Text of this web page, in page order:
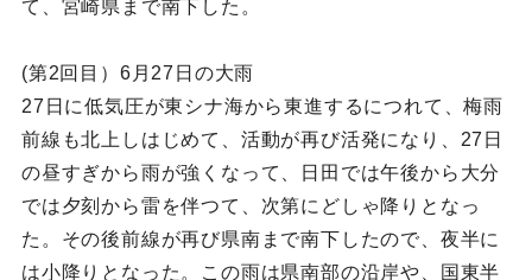
て、宮崎県まで南下した。
(第2回目）6月27日の大雨
27日に低気圧が東シナ海から東進するにつれて、梅雨
前線も北上しはじめて、活動が再び活発になり、27日
の昼すぎから雨が強くなって、日田では午後から大分
では夕刻から雷を伴つて、次第にどしゃ降りとなっ
た。その後前線が再び県南まで南下したので、夜半に
は小降りとなった。この雨は県南部の沿岸や、国東半